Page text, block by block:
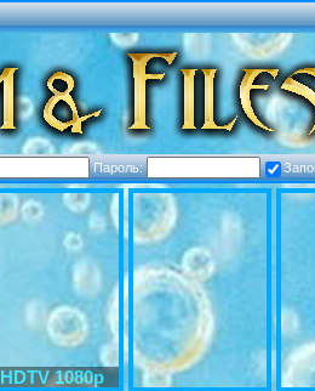
Пароль:
HDTV 1080p